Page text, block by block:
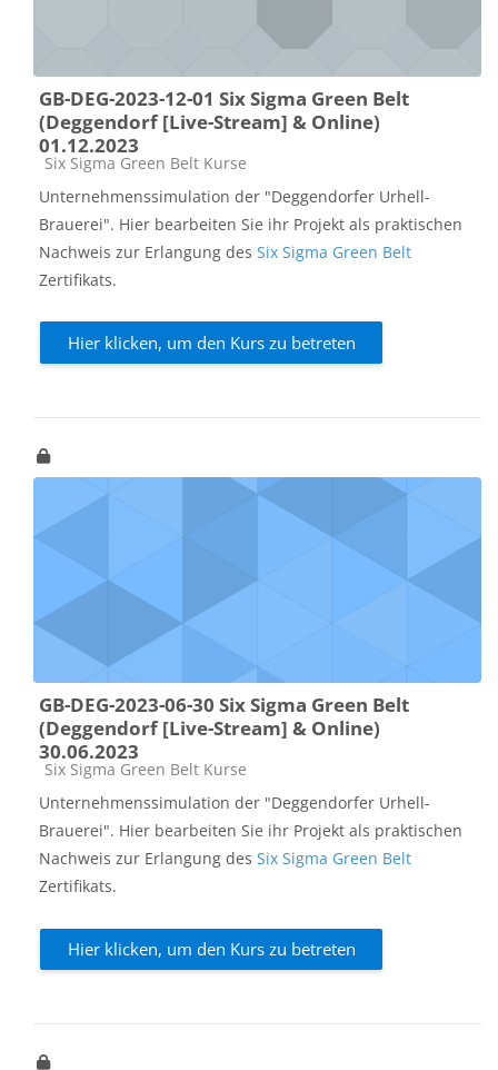
GB-DEG-2023-12-01 Six Sigma Green Belt
(Deggendorf [Live-Stream] & Online)
01.12.2023
Kursbereich
Six Sigma Green Belt Kurse
Unternehmenssimulation der "Deggendorfer Urhell-
Brauerei". Hier bearbeiten Sie ihr Projekt als praktischen
Nachweis zur Erlangung des Six Sigma Green Belt
Zertifikats.
Hier klicken, um den Kurs zu betreten
GB-DEG-2023-06-30 Six Sigma Green Belt
(Deggendorf [Live-Stream] & Online)
30.06.2023
Kursbereich
Six Sigma Green Belt Kurse
Unternehmenssimulation der "Deggendorfer Urhell-
Brauerei". Hier bearbeiten Sie ihr Projekt als praktischen
Nachweis zur Erlangung des Six Sigma Green Belt
Zertifikats.
Hier klicken, um den Kurs zu betreten